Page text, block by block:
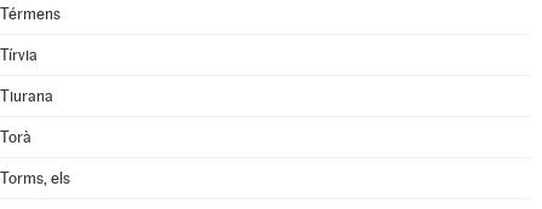
Térmens
Tírvia
Tiurana
Torà
Torms, els